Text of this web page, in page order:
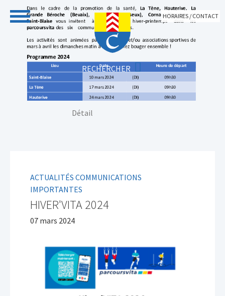
Aller au contenu principal
HORAIRES / CONTACT
Détail
ACTUALITÉS COMMUNICATIONS
IMPORTANTES
HIVER'VITA 2024
07 mars 2024